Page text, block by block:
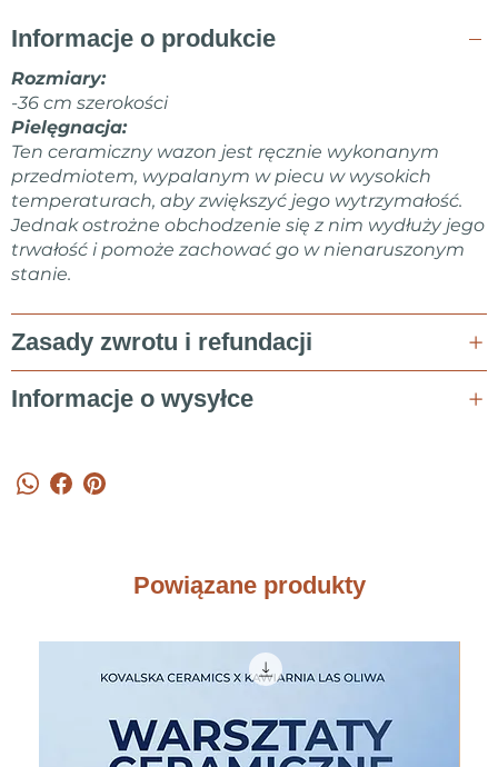
Marta Kovalska
Informacje o produkcie
Rozmiary:
-36 cm szerokości
Pielęgnacja:
Ten ceramiczny wazon jest ręcznie wykonanym
przedmiotem, wypalanym w piecu w wysokich
temperaturach, aby zwiększyć jego wytrzymałość.
Jednak ostrożne obchodzenie się z nim wydłuży jego
trwałość i pomoże zachować go w nienaruszonym
stanie.
Zasady zwrotu i refundacji
Informacje o wysyłce
Powiązane produkty